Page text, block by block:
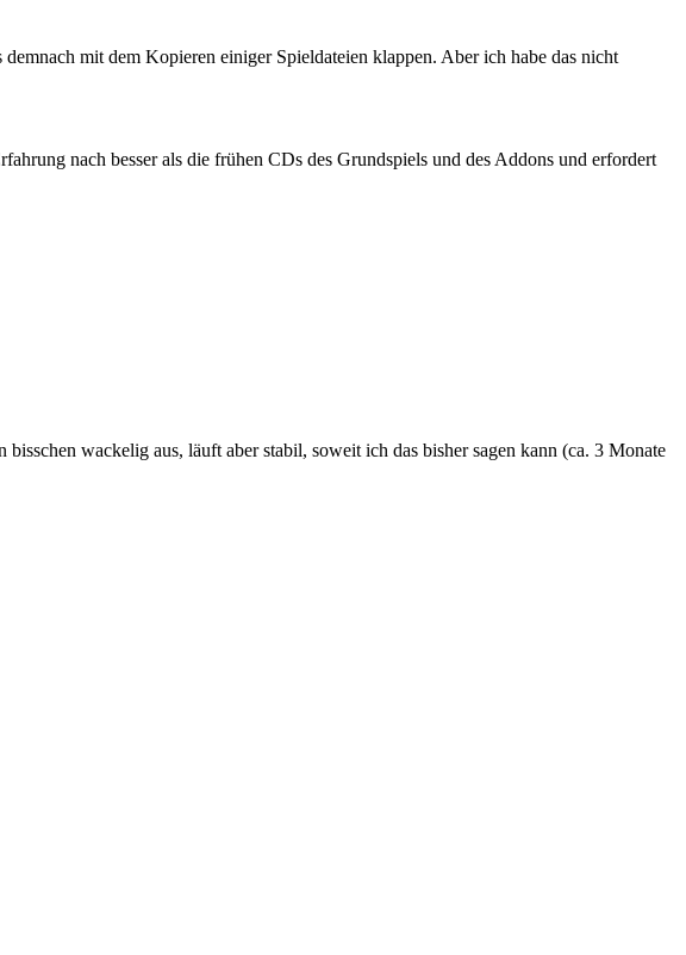
mit dem Kopieren einiger Spieldateien klappen. Aber ich habe das nicht
nach besser als die frühen CDs des Grundspiels und des Addons und erfordert
wackelig aus, läuft aber stabil, soweit ich das bisher sagen kann (ca. 3 Monate